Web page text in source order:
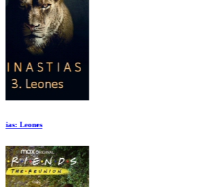
Free Solo